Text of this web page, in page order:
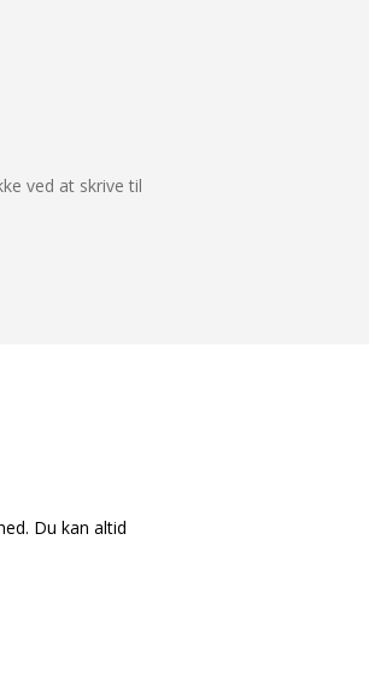
ved at skrive til
Du kan altid